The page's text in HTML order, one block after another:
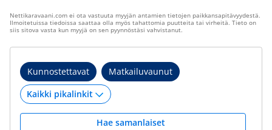
Nettikaravaani.com ei ota vastuuta myyjän antamien tietojen paikkansapitävyydestä.
Ilmoitetuissa tiedoissa saattaa olla myös tahattomia puutteita tai virheitä. Tieto on
siis sitova vasta kun myyjä on sen pyynnöstäsi vahvistanut.
Kunnostettavat Matkailuvaunut
Hae samanlaiset